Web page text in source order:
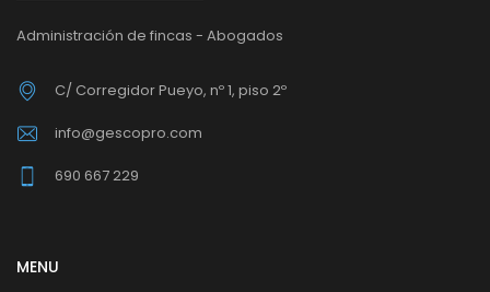
Administración de fincas - Abogados
C/ Corregidor Pueyo, nº 1, piso 2º
info@gescopro.com
690 667 229
MENU